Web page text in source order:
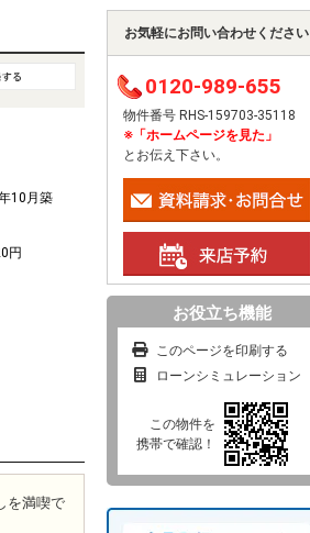
10月築
円
を満喫で
お気軽にお問い合わせください
0120-989-655
物件番号 RHS-159703-35118
※「ホームページを見た」
とお伝え下さい。
お役立ち機能
このページを印刷する
ローンシミュレーション
この物件を
携帯で確認！